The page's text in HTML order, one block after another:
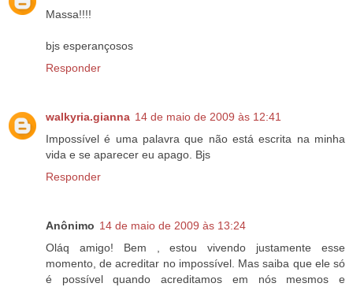
Massa!!!!
bjs esperançosos
Responder
walkyria.gianna 14 de maio de 2009 às 12:41
Impossível é uma palavra que não está escrita na minha
vida e se aparecer eu apago. Bjs
Responder
Anônimo 14 de maio de 2009 às 13:24
Oláq amigo! Bem , estou vivendo justamente esse
momento, de acreditar no impossível. Mas saiba que ele só
é possível quando acreditamos em nós mesmos e